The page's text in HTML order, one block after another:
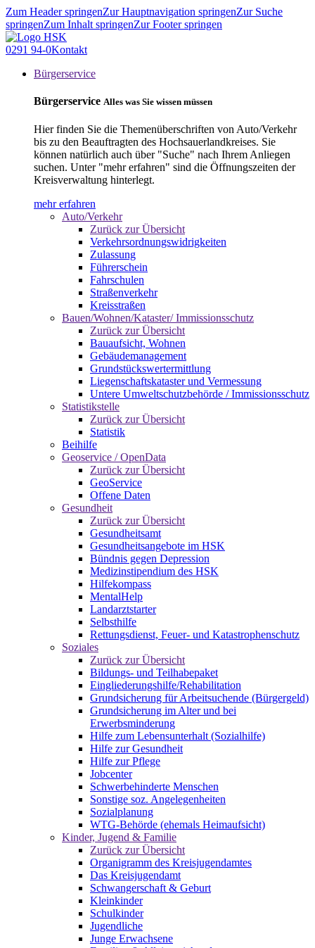
Zum Header springenZur Hauptnavigation springenZur Suche
springenZum Inhalt springenZur Footer springen
0291 94-0Kontakt
Bürgerservice
Bürgerservice Alles was Sie wissen müssen
Hier finden Sie die Themenüberschriften von Auto/Verkehr
bis zu den Beauftragten des Hochsauerlandkreises. Sie
können natürlich auch über "Suche" nach Ihrem Anliegen
suchen. Unter "mehr erfahren" sind die Öffnungszeiten der
Kreisverwaltung hinterlegt.
mehr erfahren
Auto/Verkehr
Zurück zur Übersicht
Verkehrsordnungswidrigkeiten
Zulassung
Führerschein
Fahrschulen
Straßenverkehr
Kreisstraßen
Bauen/Wohnen/Kataster/ Immissionsschutz
Zurück zur Übersicht
Bauaufsicht, Wohnen
Gebäudemanagement
Grundstückswertermittlung
Liegenschaftskataster und Vermessung
Untere Umweltschutzbehörde / Immissionsschutz
Statistikstelle
Zurück zur Übersicht
Statistik
Beihilfe
Geoservice / OpenData
Zurück zur Übersicht
GeoService
Offene Daten
Gesundheit
Zurück zur Übersicht
Gesundheitsamt
Gesundheitsangebote im HSK
Bündnis gegen Depression
Medizinstipendium des HSK
Hilfekompass
MentalHelp
Landarztstarter
Selbsthilfe
Rettungsdienst, Feuer- und Katastrophenschutz
Soziales
Zurück zur Übersicht
Bildungs- und Teilhabepaket
Eingliederungshilfe/Rehabilitation
Grundsicherung für Arbeitsuchende (Bürgergeld)
Grundsicherung im Alter und bei
Erwerbsminderung
Hilfe zum Lebensunterhalt (Sozialhilfe)
Hilfe zur Gesundheit
Hilfe zur Pflege
Jobcenter
Schwerbehinderte Menschen
Sonstige soz. Angelegenheiten
Sozialplanung
WTG-Behörde (ehemals Heimaufsicht)
Kinder, Jugend & Familie
Zurück zur Übersicht
Organigramm des Kreisjugendamtes
Das Kreisjugendamt
Schwangerschaft & Geburt
Kleinkinder
Schulkinder
Jugendliche
Junge Erwachsene